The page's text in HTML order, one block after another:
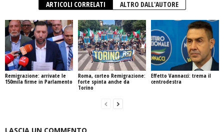
ARTICOLI CORRELATI ALTRO DALL'AUTORE
Remigrazione: arrivate le
150mila firme in Parlamento
Roma, corteo Remigrazione:
forte spinta anche da
Torino
Effetto Vannacci: trema il
centrodestra